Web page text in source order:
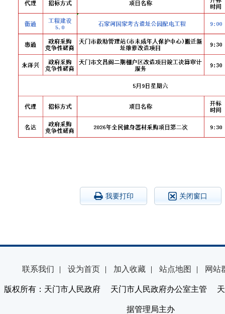
我要打印 关闭窗口
联系我们 | 设为首页 | 加入收藏 | 站点地图 | 网站
版权所有：天门市人民政府 天门市人民政府办公室主管 天
据管理局主办